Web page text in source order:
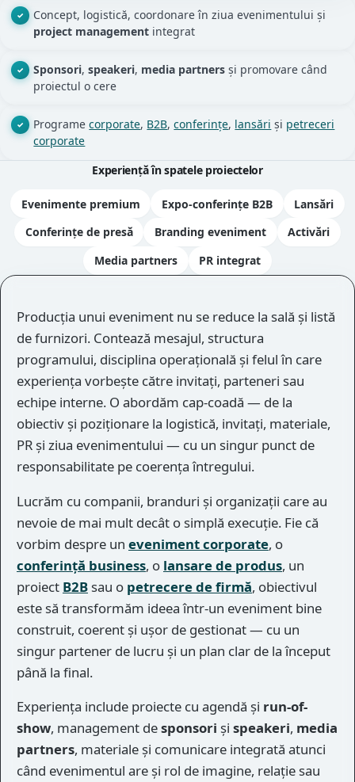
Concept, logistică, coordonare în ziua evenimentului și
project management integrat
Sponsori,speakeri, media partners și promovare când
proiectul o cere
Programecorporate, B2B,conferințe, lansări și petreceri
corporate
Experiență în spatele proiectelor
Evenimente premium Expo-conferințe B2B
Lansări
Conferințe de presă
Branding eveniment
Activări
Media partners
PR integrat
Prezentare
Producția unui eveniment nu se reduce la sală și listă
de furnizori. Contează mesajul, structura
programului, disciplina operațională și felul în care
experiența vorbește către invitați, parteneri sau
echipe interne. O abordăm cap-coadă — de la
obiectiv și poziționare la logistică, invitați, materiale,
PR și ziua evenimentului — cu un singur punct de
responsabilitate pe coerența întregului.
Lucrăm cu companii, branduri și organizații care au
nevoie de mai mult decât o simplă execuție. Fie că
vorbim despre un eveniment corporate, o
conferință business, o lansare de produs, un
proiect B2B sau o petrecere de firmă, obiectivul
este să transformăm ideea într-un eveniment bine
construit, coerent și ușor de gestionat — cu un
singur partener de lucru și un plan clar de la început
până la final.
Experiența include proiecte cu agendă și run-of-
show, management desponsori și speakeri, media
partners, materiale și comunicare integrată atunci
când evenimentul are și rol de imagine, relație sau